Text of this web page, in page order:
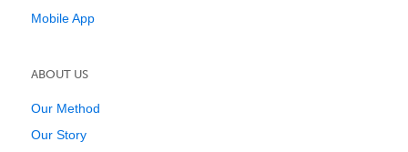
Mobile App
ABOUT US
Our Method
Our Story